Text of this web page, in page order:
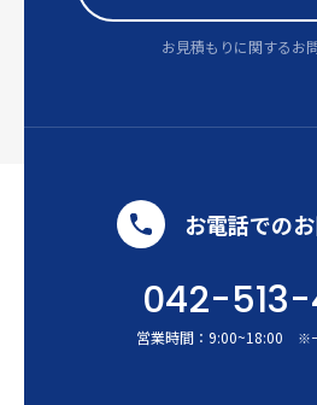
お見積もりに関するお
お電話での
042-513-
営業時間： 9:00~18:00 ※